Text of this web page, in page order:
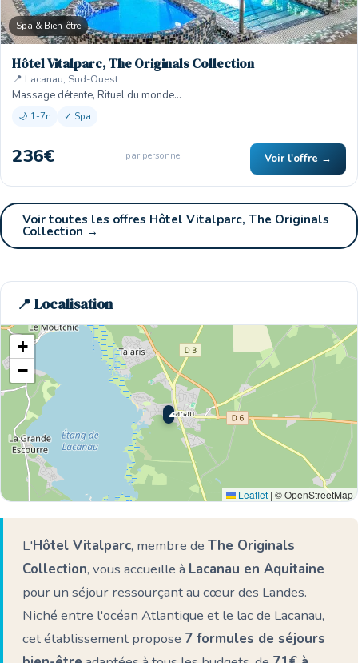
Spa & Bien-être
Hôtel Vitalparc, The Originals Collection
📍 Lacanau, Sud-Ouest
Massage détente, Rituel du monde…
🌙 1-7n ✓ Spa
236€ par personne Voir l'offre →
Voir toutes les offres Hôtel Vitalparc, The Originals
Collection →
📍 Localisation
🌊 Ici
+
−
Leaflet | © OpenStreetMap
L'Hôtel Vitalparc, membre de The Originals
Collection, vous accueille à Lacanau en Aquitaine
pour un séjour ressourçant au cœur des Landes.
Niché entre l'océan Atlantique et le lac de Lacanau,
cet établissement propose 7 formules de séjours